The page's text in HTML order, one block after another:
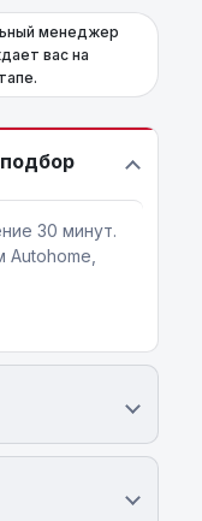
менеджер
вас на
30 минут.